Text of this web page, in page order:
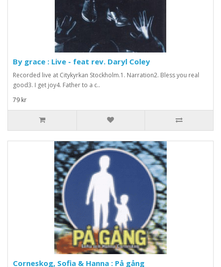
By grace : Live - feat rev. Daryl Coley
Recorded live at Citykyrkan Stockholm.1. Narration2. Bless you real
good3. I get joy4. Father to a c..
79 kr
Corneskog, Sofia & Hanna : På gång